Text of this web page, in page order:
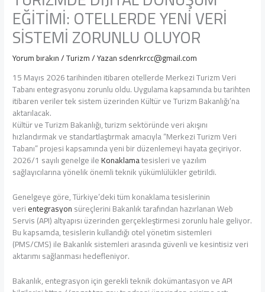
EĞİTİMİ: OTELLERDE YENİ VERİ
SİSTEMİ ZORUNLU OLUYOR
Yorum bırakın/Turizm/ Yazansdenrkrcc@gmail.com
15 Mayıs 2026 tarihinden itibaren otellerde Merkezi Turizm Veri
Tabanı entegrasyonu zorunlu oldu. Uygulama kapsamında bu tarihten
itibaren veriler tek sistem üzerinden Kültür ve Turizm Bakanlığı’na
aktarılacak.
Kültür ve Turizm Bakanlığı, turizm sektöründe veri akışını
hızlandırmak ve standartlaştırmak amacıyla “Merkezi Turizm Veri
Tabanı” projesi kapsamında yeni bir düzenlemeyi hayata geçiriyor.
2026/1 sayılı genelge ileKonaklamatesisleri ve yazılım
sağlayıcılarına yönelik önemli teknik yükümlülükler getirildi.
Genelgeye göre, Türkiye’deki tüm konaklama tesislerinin
verientegrasyonsüreçlerini Bakanlık tarafından hazırlanan Web
Servis (API) altyapısı üzerinden gerçekleştirmesi zorunlu hale geliyor.
Bu kapsamda, tesislerin kullandığı otel yönetim sistemleri
(PMS/CMS) ile Bakanlık sistemleri arasında güvenli ve kesintisiz veri
aktarımı sağlanması hedefleniyor.
Bakanlık, entegrasyon için gerekli teknik dokümantasyon ve API